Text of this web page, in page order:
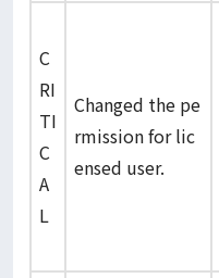
C
RI
TI
C
A
L
Changed the pe
rmission for lic
ensed user.